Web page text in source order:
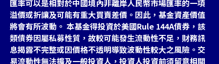
匯率可以是相對於中國境內非離岸人民幣市場匯率的一項
溢價或折讓及可能有重大買賣差價。因此，基金資產價值
將會有所波動。 本基金得投資於美國Rule 144A債券，該
類債券因屬私募性質，故較可能發生流動性不足，財務訊
息揭露不完整或因價格不透明導致波動性較大之風險。交
易流動性無法擴及一般投資人，投資人投資前須留意相關